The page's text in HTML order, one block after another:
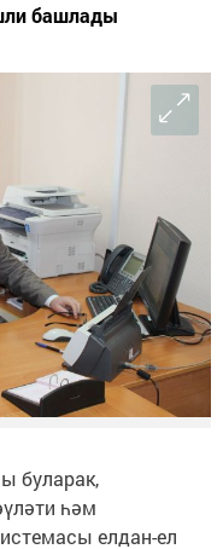
башлады
буларак,
һәм
елдан-ел